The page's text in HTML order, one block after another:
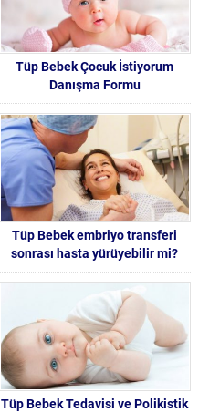
Tüp Bebek Çocuk İstiyorum
Danışma Formu
Tüp Bebek embriyo transferi
sonrası hasta yürüyebilir mi?
Tüp Bebek Tedavisi ve Polikistik